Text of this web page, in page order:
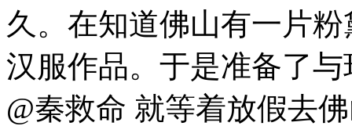
久。在知道佛山有一片
汉服作品。于是准备了
@秦救命 就等着放假去